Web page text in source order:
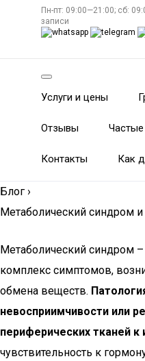
Пн-пт: 09:00—21:00; сб:
записи
Услуги и цены
Отзывы
Контакты Как
Блог ›
Метаболический синдром
Метаболический синдром
комплекс симптомов,
обмена веществ.
невосприимчивости или
периферических тканей к
чувствительность к